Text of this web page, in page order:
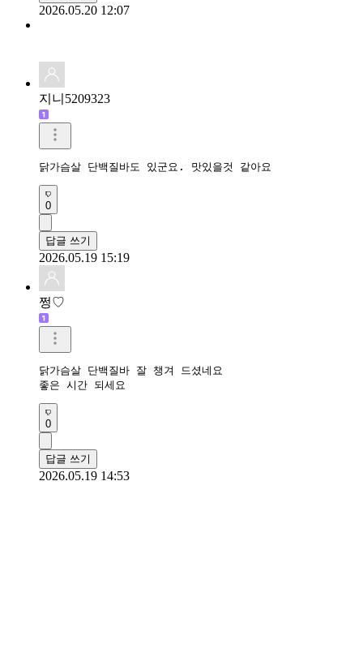
2026.05.20 12:07
지니5209323
닭가슴살 단백질바도 있군요. 맛있을것 같아요
0
답글 쓰기
2026.05.19 15:19
쩡♡
닭가슴살 단백질바 잘 챙겨 드셨네요
좋은 시간 되세요
0
답글 쓰기
2026.05.19 14:53